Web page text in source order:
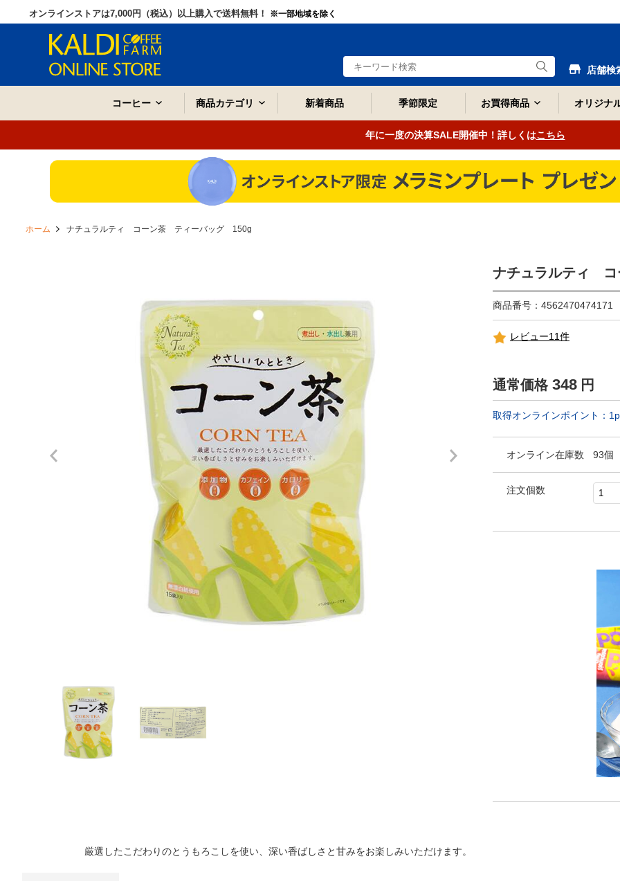
オンラインストアは7,000円（税込）以上購入で送料無料！ ※一部地域を除く
店舗検
コーヒー 商品カテゴリ 新着商品 季節限定 お買得商品 オリジナ
年に一度の決算SALE開催中！詳しくはこちら
ホーム ナチュラルティ コーン茶 ティーバッグ 150g
ナチュラルティ
商品番号：4562470474171
レビュー11件
通常価格 348 円
取得オンラインポイント： 1
オンライン在庫数 93個
注文個数
厳選したこだわりのとうもろこしを使い、深い香ばしさと甘みをお楽しみいただけます。